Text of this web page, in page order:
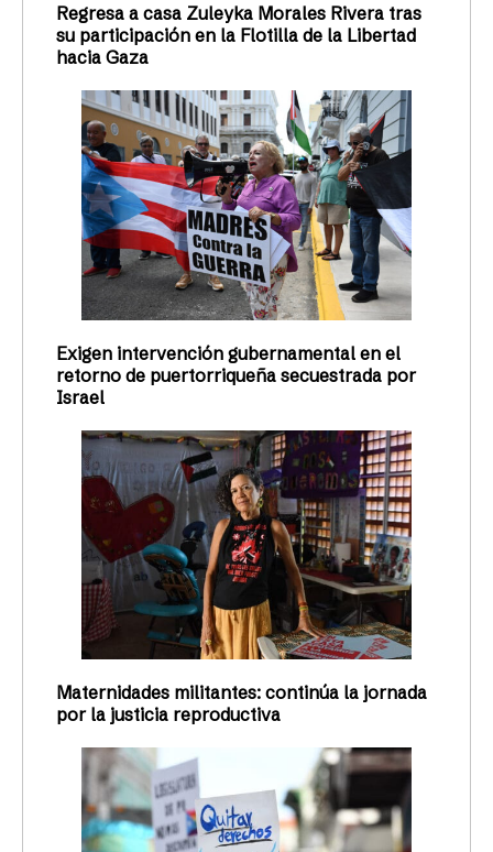
Regresa a casa Zuleyka Morales Rivera tras
su participación en la Flotilla de la Libertad
hacia Gaza
Exigen intervención gubernamental en el
retorno de puertorriqueña secuestrada por
Israel
Maternidades militantes: continúa la jornada
por la justicia reproductiva